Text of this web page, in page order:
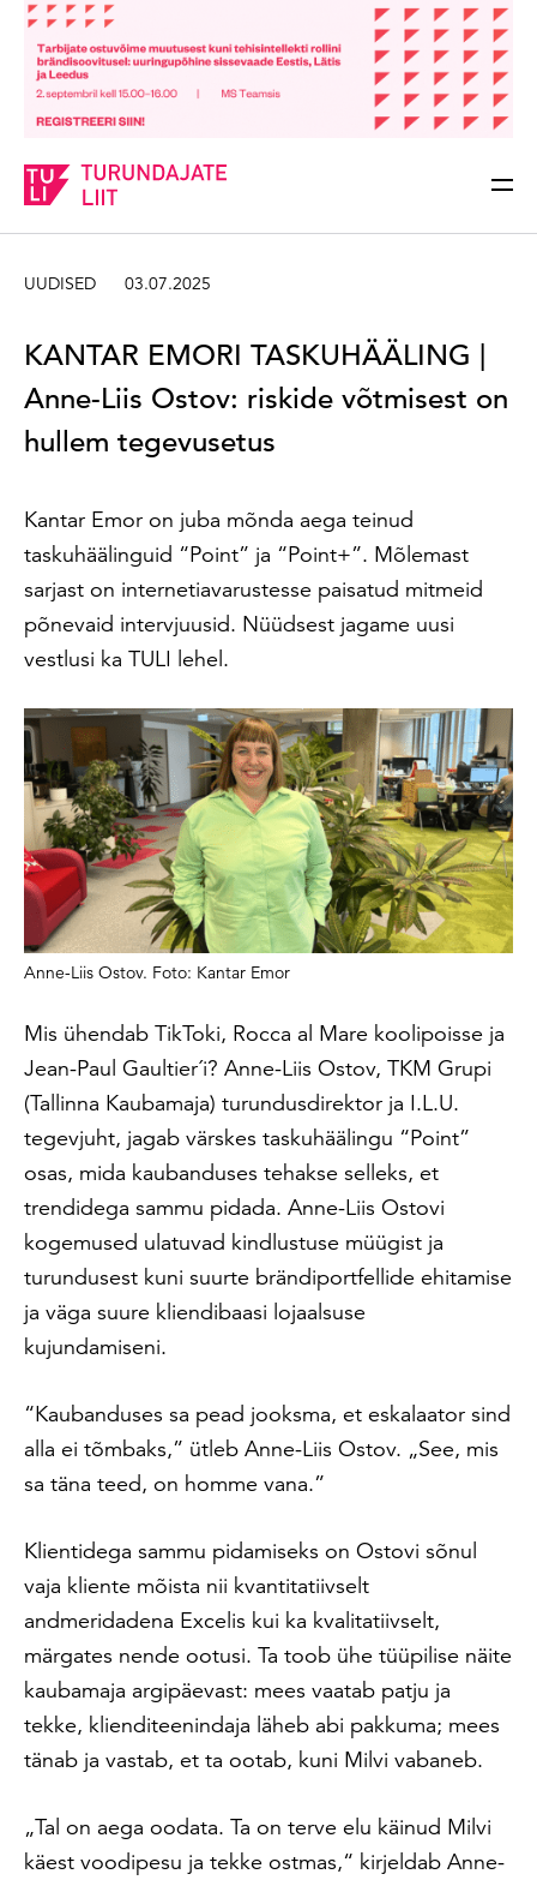
Sisesta märksõna
UUDISED 03.07.2025
KANTAR EMORI TASKUHÄÄLING |
Anne-Liis Ostov: riskide võtmisest on
hullem tegevusetus
Kantar Emor on juba mõnda aega teinud
taskuhäälinguid “Point” ja “Point+”. Mõlemast
sarjast on internetiavarustesse paisatud mitmeid
põnevaid intervjuusid. Nüüdsest jagame uusi
vestlusi ka TULI lehel.
Anne-Liis Ostov. Foto: Kantar Emor
Mis ühendab TikToki, Rocca al Mare koolipoisse ja
Jean-Paul Gaultier´i? Anne-Liis Ostov, TKM Grupi
(Tallinna Kaubamaja) turundusdirektor ja I.L.U.
tegevjuht, jagab värskes taskuhäälingu “Point”
osas, mida kaubanduses tehakse selleks, et
trendidega sammu pidada. Anne-Liis Ostovi
kogemused ulatuvad kindlustuse müügist ja
turundusest kuni suurte brändiportfellide ehitamise
ja väga suure kliendibaasi lojaalsuse
kujundamiseni.
“Kaubanduses sa pead jooksma, et eskalaator sind
alla ei tõmbaks,” ütleb Anne-Liis Ostov. „See, mis
sa täna teed, on homme vana.”
Klientidega sammu pidamiseks on Ostovi sõnul
vaja kliente mõista nii kvantitatiivselt
andmeridadena Excelis kui ka kvalitatiivselt,
märgates nende ootusi. Ta toob ühe tüüpilise näite
kaubamaja argipäevast: mees vaatab patju ja
tekke, klienditeenindaja läheb abi pakkuma; mees
tänab ja vastab, et ta ootab, kuni Milvi vabaneb.
„Tal on aega oodata. Ta on terve elu käinud Milvi
käest voodipesu ja tekke ostmas,“ kirjeldab Anne-